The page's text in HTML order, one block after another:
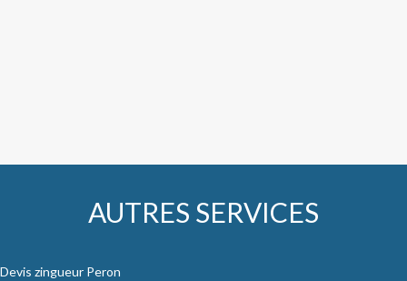
AUTRES SERVICES
Devis zingueur Peron